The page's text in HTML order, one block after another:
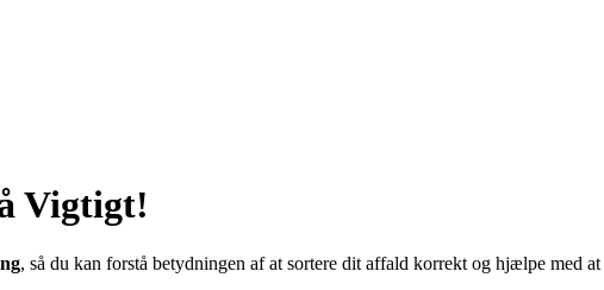
Vigtigt!
, så du kan forstå betydningen af ​​at sortere dit affald korrekt og hjælpe med at